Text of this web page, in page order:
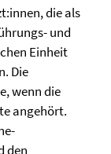
die als
und
Einheit
Die
wenn die
angehört.
den